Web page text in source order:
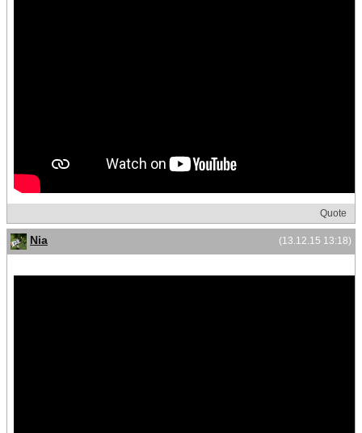
Quote
(13.12.15 13:18)
Nia